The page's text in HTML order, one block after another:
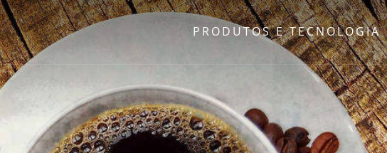
PRODUTOS E TECNOLOGIA